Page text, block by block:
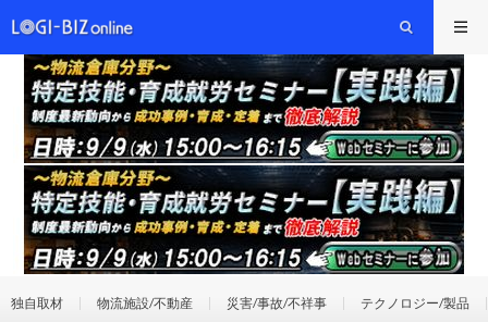
独自取材 物流施設/不動産 災害/事故/不祥事 テクノロジー/製品